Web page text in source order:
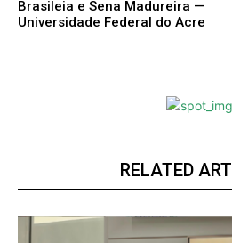
Brasileia e Sena Madureira —
Universidade Federal do Acre
RELATED